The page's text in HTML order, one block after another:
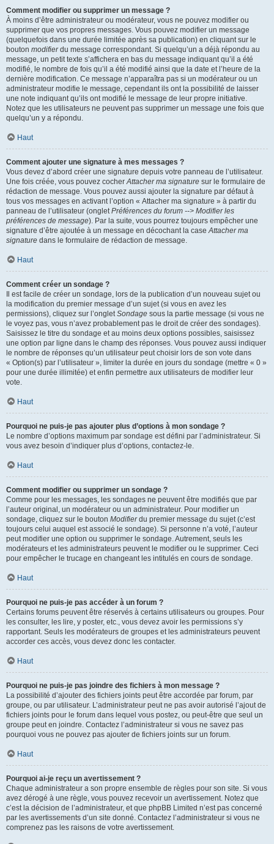
Comment modifier ou supprimer un message ?
À moins d’être administrateur ou modérateur, vous ne pouvez modifier ou
supprimer que vos propres messages. Vous pouvez modifier un message
(quelquefois dans une durée limitée après sa publication) en cliquant sur le
bouton modifierdu message correspondant. Si quelqu’un a déjà répondu au
message, un petit texte s’affichera en bas du message indiquant qu’il a été
modifié, le nombre de fois qu’il a été modifié ainsi que la date et l’heure de la
dernière modification. Ce message n’apparaîtra pas si un modérateur ou un
administrateur modifie le message, cependant ils ont la possibilité de laisser
une note indiquant qu’ils ont modifié le message de leur propre initiative.
Notez que les utilisateurs ne peuvent pas supprimer un message une fois que
quelqu’un y a répondu.
Haut
Comment ajouter une signature à mes messages ?
Vous devez d’abord créer une signature depuis votre panneau de l’utilisateur.
Une fois créée, vous pouvez cocherAttacher ma signature sur le formulaire de
rédaction de message. Vous pouvez aussi ajouter la signature par défaut à
tous vos messages en activant l’option « Attacher ma signature » à partir du
panneau de l’utilisateur (ongletPréférences du forum --> Modifier les
préférences de message). Par la suite, vous pourrez toujours empêcher une
signature d’être ajoutée à un message en décochant la caseAttacher ma
signature dans le formulaire de rédaction de message.
Haut
Comment créer un sondage ?
Il est facile de créer un sondage, lors de la publication d’un nouveau sujet ou
la modification du premier message d’un sujet (si vous en avez les
permissions), cliquez sur l’ongletSondage sous la partie message (si vous ne
le voyez pas, vous n’avez probablement pas le droit de créer des sondages).
Saisissez le titre du sondage et au moins deux options possibles, saisissez
une option par ligne dans le champ des réponses. Vous pouvez aussi indiquer
le nombre de réponses qu’un utilisateur peut choisir lors de son vote dans
« Option(s) par l’utilisateur », limiter la durée en jours du sondage (mettre « 0 »
pour une durée illimitée) et enfin permettre aux utilisateurs de modifier leur
vote.
Haut
Pourquoi ne puis-je pas ajouter plus d’options à mon sondage ?
Le nombre d’options maximum par sondage est défini par l’administrateur. Si
vous avez besoin d’indiquer plus d’options, contactez-le.
Haut
Comment modifier ou supprimer un sondage ?
Comme pour les messages, les sondages ne peuvent être modifiés que par
l’auteur original, un modérateur ou un administrateur. Pour modifier un
sondage, cliquez sur le bouton Modifierdu premier message du sujet (c’est
toujours celui auquel est associé le sondage). Si personne n’a voté, l’auteur
peut modifier une option ou supprimer le sondage. Autrement, seuls les
modérateurs et les administrateurs peuvent le modifier ou le supprimer. Ceci
pour empêcher le trucage en changeant les intitulés en cours de sondage.
Haut
Pourquoi ne puis-je pas accéder à un forum ?
Certains forums peuvent être réservés à certains utilisateurs ou groupes. Pour
les consulter, les lire, y poster, etc., vous devez avoir les permissions s’y
rapportant. Seuls les modérateurs de groupes et les administrateurs peuvent
accorder ces accès, vous devez donc les contacter.
Haut
Pourquoi ne puis-je pas joindre des fichiers à mon message ?
La possibilité d’ajouter des fichiers joints peut être accordée par forum, par
groupe, ou par utilisateur. L’administrateur peut ne pas avoir autorisé l’ajout de
fichiers joints pour le forum dans lequel vous postez, ou peut-être que seul un
groupe peut en joindre. Contactez l’administrateur si vous ne savez pas
pourquoi vous ne pouvez pas ajouter de fichiers joints sur un forum.
Haut
Pourquoi ai-je reçu un avertissement ?
Chaque administrateur a son propre ensemble de règles pour son site. Si vous
avez dérogé à une règle, vous pouvez recevoir un avertissement. Notez que
c’est la décision de l’administrateur, et que phpBB Limited n’est pas concerné
par les avertissements d’un site donné. Contactez l’administrateur si vous ne
comprenez pas les raisons de votre avertissement.